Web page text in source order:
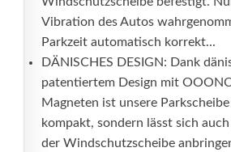
Vibration des Autos
Parkzeit automatisch korrekt...
DÄNISCHES DESIGN: Dank
patentiertem Design mit
Magneten ist unsere
kompakt, sondern lässt sich
der Windschutzscheibe